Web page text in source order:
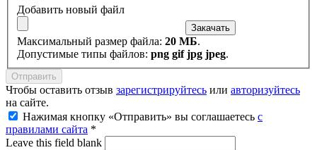
Добавить новый файл
Максимальный размер файла: 20 МБ.
Допустимые типы файлов: png gif jpg jpeg.
Чтобы оставить отзыв зарегистрируйтесь или авторизуйтесь
на сайте.
Нажимая кнопку «Отправить» вы соглашаетесь с
правилами сайта *
Leave this field blank